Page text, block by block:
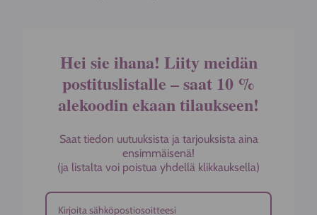
Hei sie ihana! Liity meidän
postituslistalle – saat 10 %
alekoodin ekaan tilaukseen!
Saat tiedon uutuuksista ja tarjouksista aina
ensimmäisenä!
(ja listalta voi poistua yhdellä klikkauksella)